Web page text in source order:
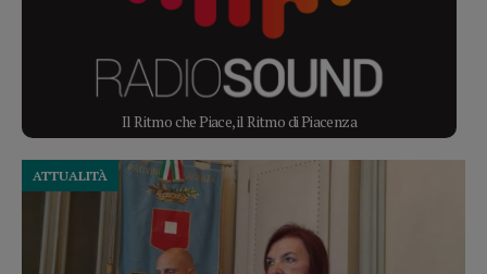
Il Ritmo che Piace, il Ritmo di Piacenza
ATTUALITÀ